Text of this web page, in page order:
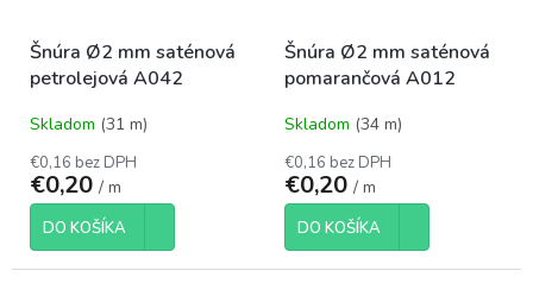
Šnúra Ø2 mm saténová
petrolejová A042
Skladom (31 m)
€0,16 bez DPH
€0,20 / m
DO KOŠÍKA
Šnúra Ø2 mm saténová
pomarančová A012
Skladom (34 m)
€0,16 bez DPH
€0,20 / m
DO KOŠÍKA